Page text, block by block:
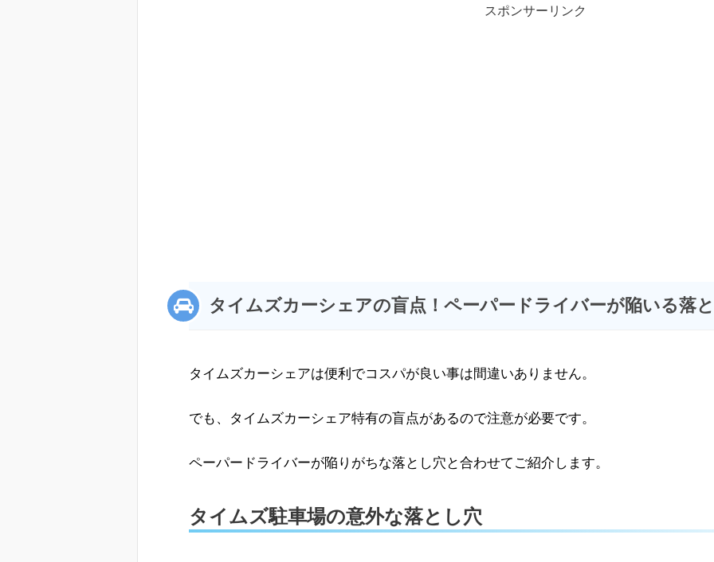
スポンサーリンク
タイムズカーシェアの盲点！ペーパードライバーが陥いる落
タイムズカーシェアは便利でコスパが良い事は間違いありません。
でも、タイムズカーシェア特有の盲点があるので注意が必要です。
ペーパードライバーが陥りがちな落とし穴と合わせてご紹介します。
タイムズ駐車場の意外な落とし穴